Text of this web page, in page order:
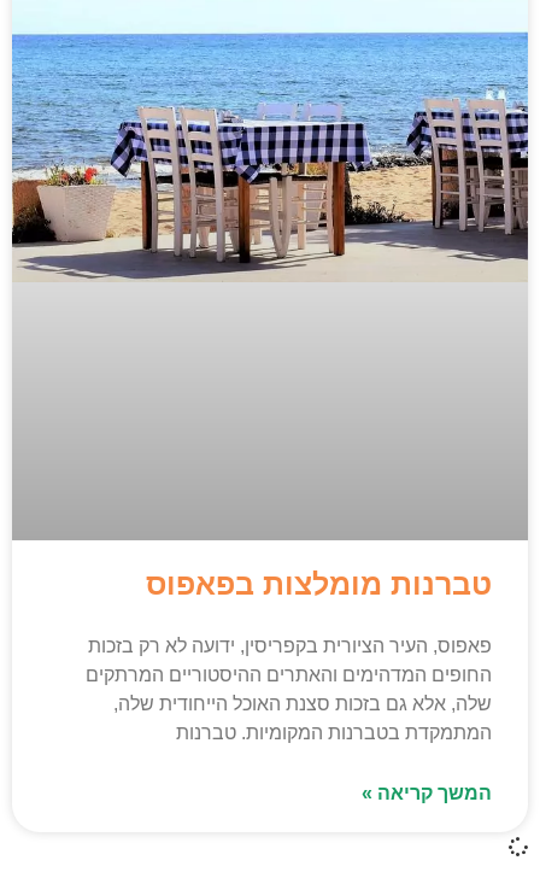
טברנות מומלצות בפאפוס
פאפוס, העיר הציורית בקפריסין, ידועה לא רק בזכות
החופים המדהימים והאתרים ההיסטוריים המרתקים
שלה, אלא גם בזכות סצנת האוכל הייחודית שלה,
המתמקדת בטברנות המקומיות. טברנות
המשך קריאה »